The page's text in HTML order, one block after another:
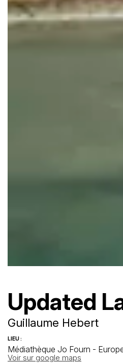
Updated
Guillaume Hebert
LIEU :
Médiathèque Jo Fourn -
Voir sur google maps